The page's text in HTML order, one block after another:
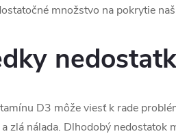
množstvo na pokrytie
D3 môže viesť k rade
zlá nálada. Dlhodobý nedostatok